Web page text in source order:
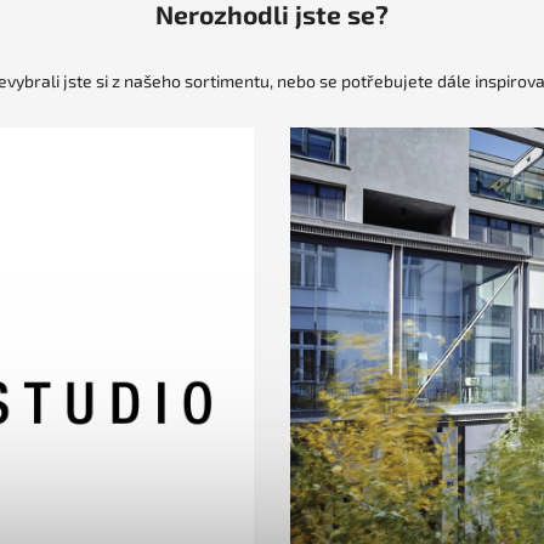
Nerozhodli jste se?
jste si z našeho sortimentu, nebo se potřebujete dále